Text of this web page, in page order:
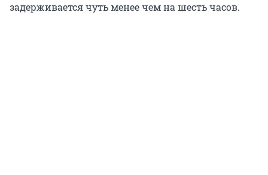
задерживается чуть менее чем на шесть часов.